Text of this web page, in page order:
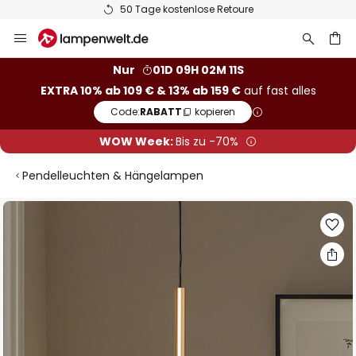
50 Tage kostenlose Retoure
Inhalt
Nur
01D 09H 02M 10S
EXTRA 10% ab 109 € & 13% ab 159 €auf fast alles
Code:RABATT kopieren
WOW Week:Bis zu -70%
Pendelleuchten & Hängelampen
Zum